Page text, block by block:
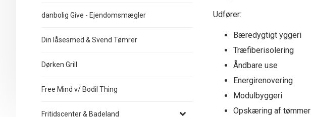
Udfører:
Bæredygtigt yggeri
Træfiberisolering
Åndbare use
Energirenovering
Modulbyggeri
Opskæring af tømmer
danbolig Give - Ejendomsmægler
Din låsesmed & Svend Tømrer
Dørken Grill
Free Mind v/ Bodil Thing
Fritidscenter & Badeland